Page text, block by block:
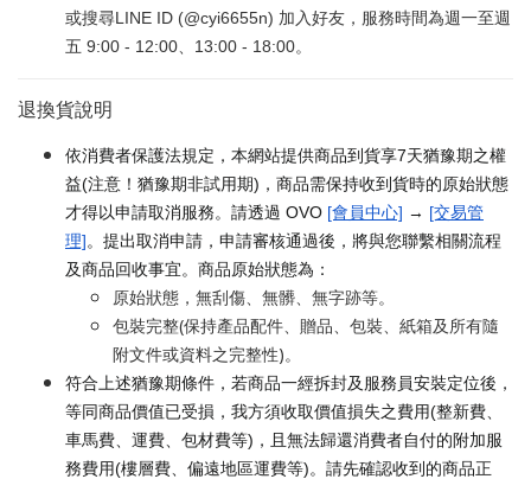
或搜尋LINE ID (@cyi6655n) 加入好友，服務時間為週一至週
五 9:00 - 12:00、13:00 - 18:00。
退換貨說明
依消費者保護法規定，本網站提供商品到貨享7天猶豫期之權
益(注意！猶豫期非試用期)，商品需保持收到貨時的原始狀態
才得以申請取消服務。請透過 OVO [會員中心] → [交易管
理]。提出取消申請，申請審核通過後，將與您聯繫相關流程
及商品回收事宜。商品原始狀態為：
原始狀態，無刮傷、無髒、無字跡等。
包裝完整(保持產品配件、贈品、包裝、紙箱及所有隨
附文件或資料之完整性)。
符合上述猶豫期條件，若商品一經拆封及服務員安裝定位後，
等同商品價值已受損，我方須收取價值損失之費用(整新費、
車馬費、運費、包材費等)，且無法歸還消費者自付的附加服
務費用(樓層費、偏遠地區運費等)。請先確認收到的商品正